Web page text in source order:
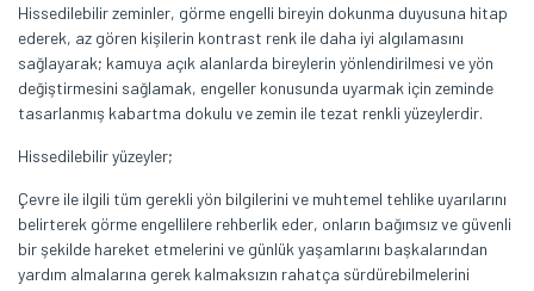
Hissedilebilir zeminler, görme engelli bireyin dokunma duyusuna hitap
ederek, az gören kişilerin kontrast renk ile daha iyi algılamasını
sağlayarak; kamuya açık alanlarda bireylerin yönlendirilmesi ve yön
değiştirmesini sağlamak, engeller konusunda uyarmak için zeminde
tasarlanmış kabartma dokulu ve zemin ile tezat renkli yüzeylerdir.
Hissedilebilir yüzeyler;
Çevre ile ilgili tüm gerekli yön bilgilerini ve muhtemel tehlike uyarılarını
belirterek görme engellilere rehberlik eder, onların bağımsız ve güvenli
bir şekilde hareket etmelerini ve günlük yaşamlarını başkalarından
yardım almalarına gerek kalmaksızın rahatça sürdürebilmelerini